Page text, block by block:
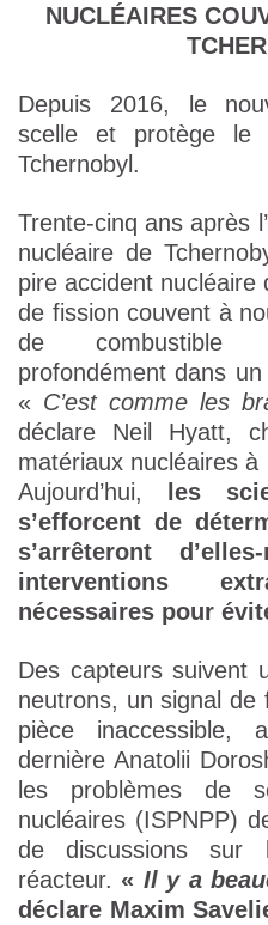
NUCLÉAIRES
Depuis 2016, le
scelle et protège le
Tchernobyl.
Trente-cinq ans après
nucléaire de
pire accident
de fission couvent à
de combustible
profondément dans
« C’est comme les
déclare Neil Hyatt,
matériaux nucléaires à
Aujourd’hui,
les
s’efforcent de
s’arrêteront
interventions
nécessaires pour
Des capteurs suivent
neutrons, un signal de
pièce inaccessible,
dernière Anatolii
les problèmes de
nucléaires (ISPNPP)
de discussions sur
réacteur. « Il y a
déclare Maxim